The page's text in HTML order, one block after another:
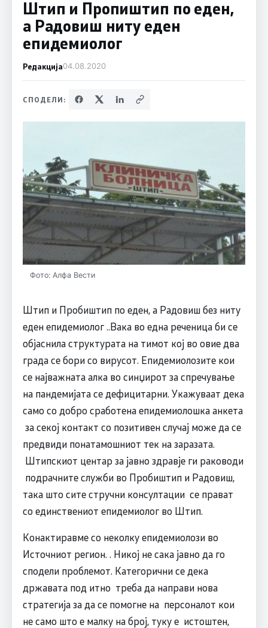
Штип и Пропиштип по еден,
а Радовиш ниту еден
епидемиолог
Редакција04.08.2020
СПОДЕЛИ:
Фото: Алфа Вести
Штип и Пробиштип по еден, а Радовиш без ниту
еден епидемиолог ..Вака во една реченица би се
објаснила структурата на тимот кој во овие два
града се бори со вирусот. Епидемиолозите кои
се најважната алка во синџирот за спречување
на пандемијата се дефицитарни. Укажуваат дека
само со добро сработена епидемиолошка анкета
за секој контакт со позитивен случај може да се
предвиди понатамошниот тек на заразата.
Штипскиот центар за јавно здравје ги раководи
подрачните служби во Пробиштип и Радовиш,
така што сите стручни консултации се прават
со единствениот епидемиолог во Штип.
Конактиравме со неколку епидемиолози во
Источниот регион. . Никој не сака јавно да го
сподели проблемот. Категорични се дека
државата под итно треба да направи нова
стратегија за да се помогне на персоналот кои
не само што е малку на број, туку е истоштен,